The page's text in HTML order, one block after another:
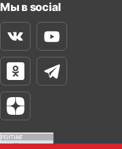
Мы в social
ВконтактеYoutube
Одноклассники
Телеграм
Яндекс Дзен